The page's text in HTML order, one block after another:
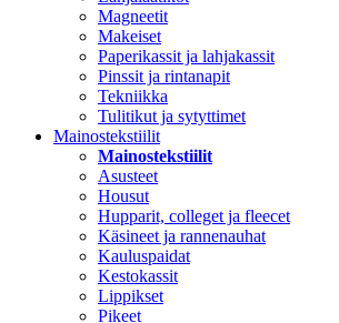
Magneetit
Makeiset
Paperikassit ja lahjakassit
Pinssit ja rintanapit
Tekniikka
Tulitikut ja sytyttimet
Mainostekstiilit
Mainostekstiilit
Asusteet
Housut
Hupparit, colleget ja fleecet
Käsineet ja rannenauhat
Kauluspaidat
Kestokassit
Lippikset
Pikeet